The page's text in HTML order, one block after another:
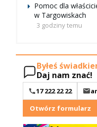
Pomoc dla
w Targowiskach
3 godziny temu
Byłeś
Daj nam znać!
17 222 22 22
Otwórz formularz